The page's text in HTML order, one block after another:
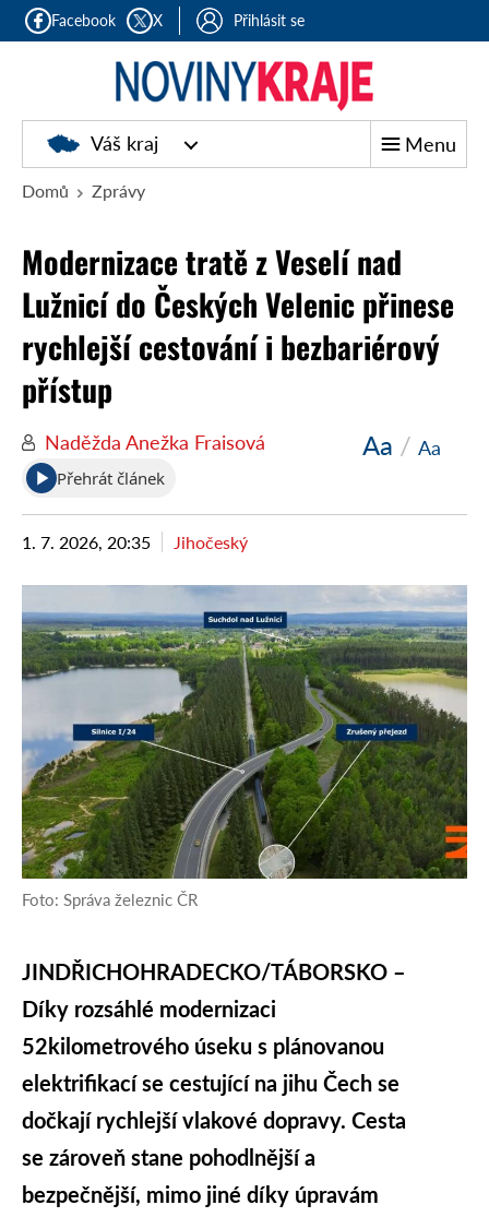
Facebook X Přihlásit se
Noviny
kraje
Váš kraj Menu
Domů Zprávy
Modernizace tratě z Veselí nad
Lužnicí do Českých Velenic přinese
rychlejší cestování i bezbariérový
přístup
Naděžda Anežka Fraisová Aa / Aa
Přehrát článek
1. 7. 2026, 20:35 Jihočeský
Foto: Správa železnic ČR
JINDŘICHOHRADECKO/TÁBORSKO –
Díky rozsáhlé modernizaci
52kilometrového úseku s plánovanou
elektrifikací se cestující na jihu Čech se
dočkají rychlejší vlakové dopravy. Cesta
se zároveň stane pohodlnější a
bezpečnější, mimo jiné díky úpravám